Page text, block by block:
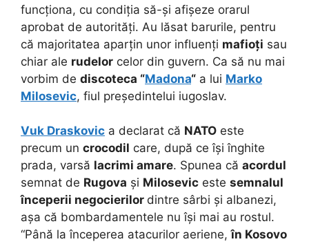
funcționa, cu condiția să-și afișeze orarul
aprobat de autorități. Au lăsat barurile, pentru
că majoritatea aparțin unor influenți mafioți sau
chiar ale rudelor celor din guvern. Ca să nu mai
vorbim de discoteca “Madona“ a lui Marko
Milosevic, fiul președintelui iugoslav.
Vuk Draskovic a declarat că NATO este
precum un crocodil care, după ce își înghite
prada, varsă lacrimi amare. Spunea că acordul
semnat de Rugova și Milosevic este semnalul
începerii negocierilor dintre sârbi și albanezi,
așa că bombardamentele nu își mai au rostul.
“Până la începerea atacurilor aeriene,în Kosovo